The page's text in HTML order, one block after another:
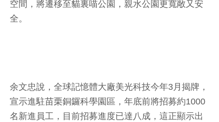
空間，將遷移至貓裏喵公園，親水公園更寬敞又安
全。
余文忠說，全球記憶體大廠美光科技今年3月揭牌，
宣示進駐苗栗銅鑼科學園區，年底前將招募約1000
名新進員工，目前招募進度已達八成，這正顯示出